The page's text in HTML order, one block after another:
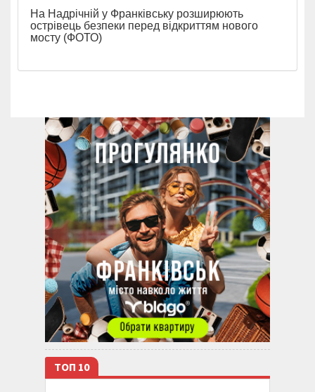
На Надрічній у Франківську розширюють
острівець безпеки перед відкриттям нового
мосту (ФОТО)
ТОП 10